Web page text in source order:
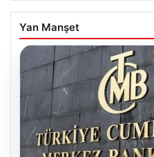
Yan Manşet